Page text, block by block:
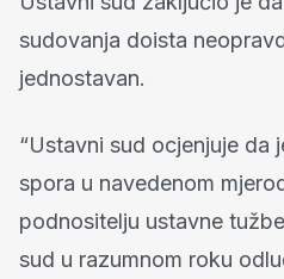
sudovanja doista
jednostavan.
“Ustavni sud ocjenjuje da
spora u navedenom
podnositelju ustavne
sud u razumnom roku